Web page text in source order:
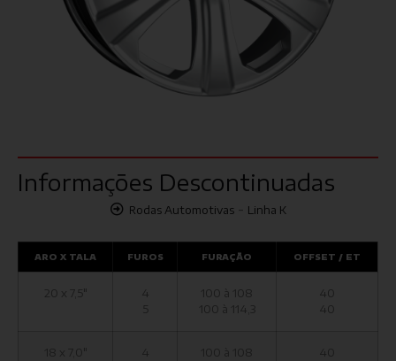
Informações Descontinuadas
Rodas Automotivas- Linha K
ARO X TALA FUROS FURAÇÃO OFFSET / ET
20 x 7,5"
4
5
100 à 108
100 à 114,3
40
40
18 x 7,0"
4
40